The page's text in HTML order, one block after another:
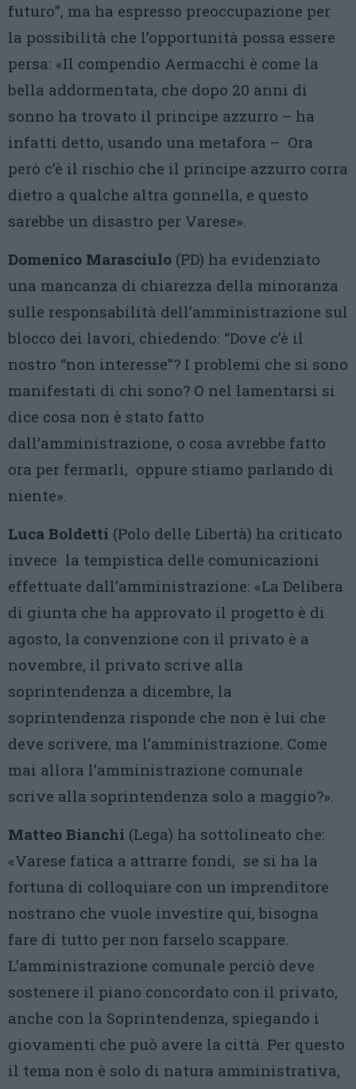
futuro”, ma ha espresso preoccupazione per
la possibilità che l’opportunità possa essere
persa: «Il compendio Aermacchi è come la
bella addormentata, che dopo 20 anni di
sonno ha trovato il principe azzurro – ha
infatti detto, usando una metafora – Ora
però c’è il rischio che il principe azzurro corra
dietro a qualche altra gonnella, e questo
sarebbe un disastro per Varese».
Domenico Marasciulo (PD) ha evidenziato
una mancanza di chiarezza della minoranza
sulle responsabilità dell’amministrazione sul
blocco dei lavori, chiedendo: “Dove c’è il
nostro “non interesse”? I problemi che si sono
manifestati di chi sono? O nel lamentarsi si
dice cosa non è stato fatto
dall’amministrazione, o cosa avrebbe fatto
ora per fermarli, oppure stiamo parlando di
niente».
Luca Boldetti (Polo delle Libertà) ha criticato
invece la tempistica delle comunicazioni
effettuate dall’amministrazione: «La Delibera
di giunta che ha approvato il progetto è di
agosto, la convenzione con il privato è a
novembre, il privato scrive alla
soprintendenza a dicembre, la
soprintendenza risponde che non è lui che
deve scrivere, ma l’amministrazione. Come
mai allora l’amministrazione comunale
scrive alla soprintendenza solo a maggio?».
Matteo Bianchi (Lega) ha sottolineato che:
«Varese fatica a attrarre fondi, se si ha la
fortuna di colloquiare con un imprenditore
nostrano che vuole investire qui, bisogna
fare di tutto per non farselo scappare.
L’amministrazione comunale perciò deve
sostenere il piano concordato con il privato,
anche con la Soprintendenza, spiegando i
giovamenti che può avere la città. Per questo
il tema non è solo di natura amministrativa,